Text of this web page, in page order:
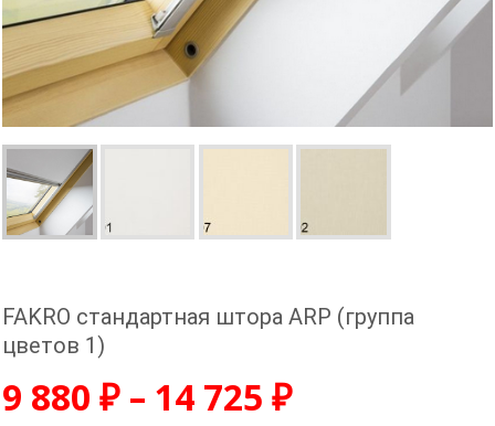
FAKRO стандартная штора ARP (группа
цветов 1)
9 880 ₽ – 14 725 ₽